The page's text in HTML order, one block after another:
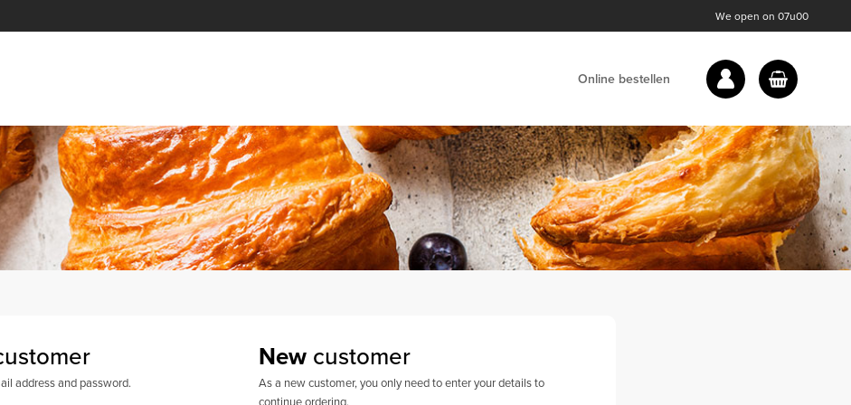
We open on 07u00
Online bestellen
address and password.
New customer
As a new customer, you only need to enter your details to